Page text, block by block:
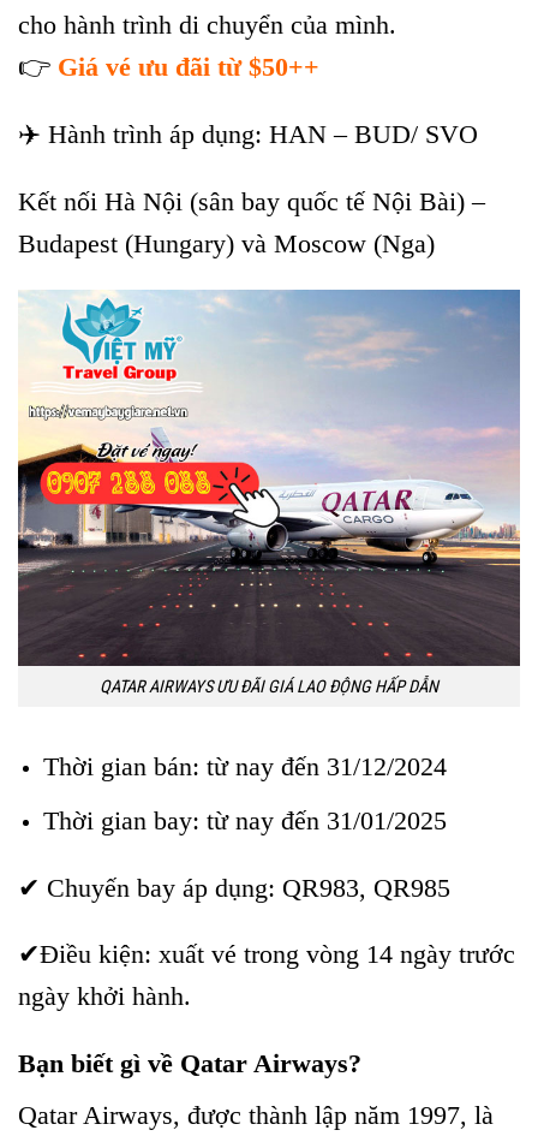
cho hành trình di chuyển của mình.
👉 Giá vé ưu đãi từ $50++
✈️ Hành trình áp dụng: HAN – BUD/ SVO
Kết nối Hà Nội (sân bay quốc tế Nội Bài) –
Budapest (Hungary) và Moscow (Nga)
QATAR AIRWAYS ƯU ĐÃI GIÁ LAO ĐỘNG HẤP DẪN
Thời gian bán: từ nay đến 31/12/2024
Thời gian bay: từ nay đến 31/01/2025
✔ Chuyến bay áp dụng: QR983, QR985
✔Điều kiện: xuất vé trong vòng 14 ngày trước
ngày khởi hành.
Bạn biết gì về Qatar Airways?
Qatar Airways, được thành lập năm 1997, là